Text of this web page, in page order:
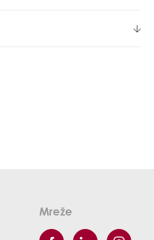
Mreže